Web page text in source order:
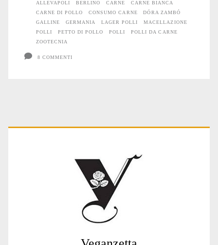
ALLEVAPOLI
BERLINO CARNE
CARNE BIANCA
CARNE DI POLLO
CONSUMO CARNE
DÓRA ZAMBÓ
GALLINE
GERMANIA LAGER POLLI
MACELLAZIONE
POLLI
PETTO DI POLLO POLLI
POLLI DA CARNE
ZOOTECNIA
8 COMMENTI
Primary